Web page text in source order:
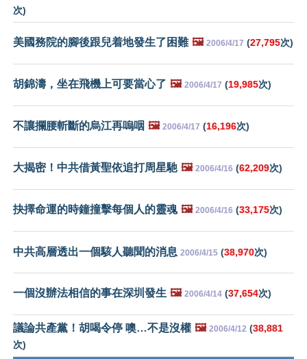
次)
美國務院的腳後跟兒着地發生了困難 🖼️ 2006/4/17 (27,795次)
胡錦濤，坐在飛機上可要當心了 🖼️ 2006/4/17 (19,985次)
不讓攔腰斬斷的烏江再嗚咽 🖼️ 2006/4/17 (16,196次)
大揭密！中共借黃聖依追打周星馳 🖼️ 2006/4/16 (62,209次)
抉擇命運的時鐘撞擊每個人的靈魂 🖼️ 2006/4/16 (33,175次)
中共高層透出一個駭人聽聞的消息 2006/4/15 (38,970次)
一個沒辦法相信的事在深圳發生 🖼️ 2006/4/14 (37,654次)
議論共產黨！胡喝令停 噢…不是沒權 🖼️ 2006/4/12 (38,881
次)